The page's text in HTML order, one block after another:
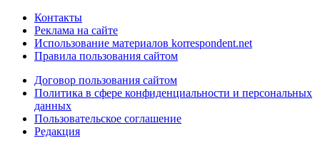
Контакты
Реклама на сайте
Использование материалов korrespondent.net
Правила пользования сайтом
Договор пользования сайтом
Политика в сфере конфиденциальности и персональных
данных
Пользовательское соглашение
Редакция